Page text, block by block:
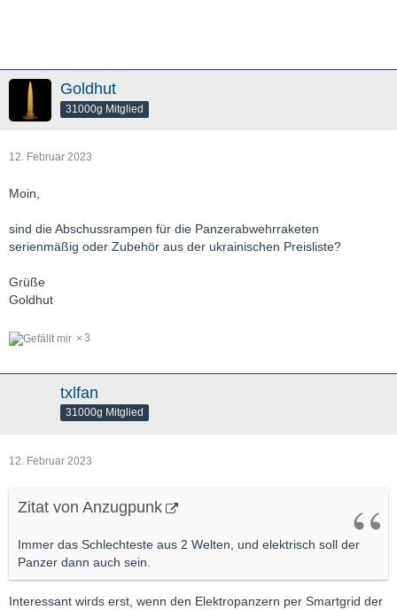
Goldhut
31000g Mitglied
12. Februar 2023
Moin,
sind die Abschussrampen für die Panzerabwehrraketen
serienmäßig oder Zubehör aus der ukrainischen Preisliste?
Grüße
Goldhut
3
txlfan
31000g Mitglied
12. Februar 2023
Zitat von Anzugpunk
Immer das Schlechteste aus 2 Welten, und elektrisch soll der
Panzer dann auch sein.
Interessant wirds erst, wenn den Elektropanzern per Smartgrid der